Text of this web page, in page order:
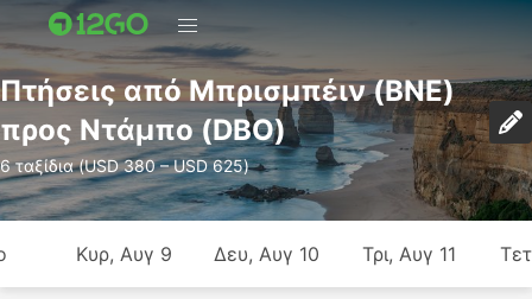
Πτήσεις από Μπρισμπέιν (BNE)
προς Ντάμπο (DBO)
6 ταξίδια (USD 380 – USD 625)
Κυρ, Αυγ 9 Δευ, Αυγ 10 Τρι, Αυγ 11